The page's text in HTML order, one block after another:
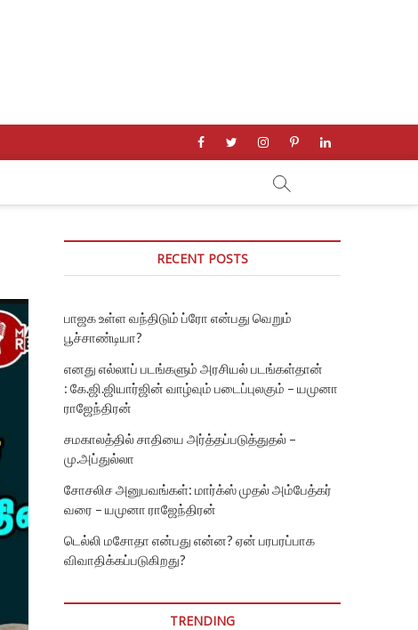
facebooktwitterinstagrampinterestlinkedin
RECENT POSTS
பாஜக உள்ள வந்திடும் ப்ரோ என்பது வெறும்
பூச்சாண்டியா?
எனது எல்லாப் படங்களும் அரசியல் படங்கள்தான்
: கே.ஜி.ஜியார்ஜின் வாழ்வும் படைப்புலகும் – யமுனா
ராஜேந்திரன்
சமகாலத்தில் சாதியை அர்த்தப்படுத்துதல் –
மு.அப்துல்லா
சோசலிச அனுபவங்கள்: மார்க்ஸ் முதல் அம்பேத்கர்
வரை – யமுனா ராஜேந்திரன்
டெல்லி மசோதா என்பது என்ன? ஏன் பரபரப்பாக
விவாதிக்கப்படுகிறது?
TRENDING